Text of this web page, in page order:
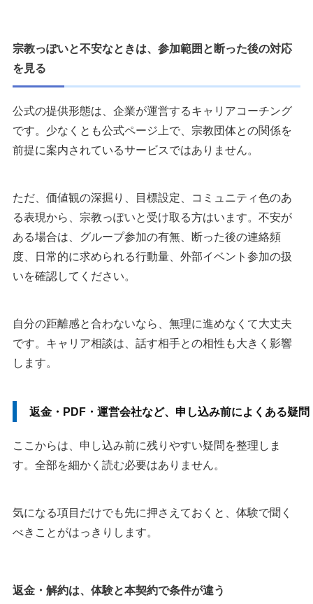
宗教っぽいと不安なときは、参加範囲と断った後の対応
を見る
公式の提供形態は、企業が運営するキャリアコーチング
です。少なくとも公式ページ上で、宗教団体との関係を
前提に案内されているサービスではありません。
ただ、価値観の深掘り、目標設定、コミュニティ色のあ
る表現から、宗教っぽいと受け取る方はいます。不安が
ある場合は、グループ参加の有無、断った後の連絡頻
度、日常的に求められる行動量、外部イベント参加の扱
いを確認してください。
自分の距離感と合わないなら、無理に進めなくて大丈夫
です。キャリア相談は、話す相手との相性も大きく影響
します。
返金・PDF・運営会社など、申し込み前によくある疑問
ここからは、申し込み前に残りやすい疑問を整理しま
す。全部を細かく読む必要はありません。
気になる項目だけでも先に押さえておくと、体験で聞く
べきことがはっきりします。
返金・解約は、体験と本契約で条件が違う